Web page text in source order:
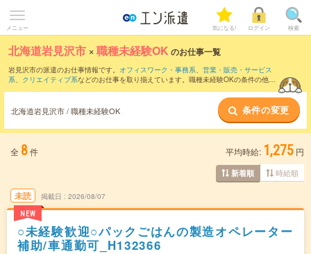
メニュー 気になる! ログイン 検索
北海道岩見沢市 ×職種未経験OK のお仕事一覧
岩見沢市の派遣のお仕事情報です。 オフィスワーク・事務系、 営業・販売・サービス
系、 クリエイティブ系などのお仕事を取り揃えています。職種未経験OKの条件の他
北海道岩見沢市 / 職種未経験OK 条件の変更
全 8件 平均時給: 1,275 円
新着順 時給順
未読
NEW
掲載日 2026/08/07
○未経験歓迎○パックごはんの製造オペレーター
補助/車通勤可_H132366